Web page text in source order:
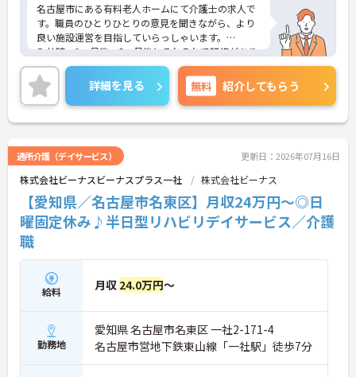
名古屋市にある有料老人ホームにて介護士の求人で
す。職員のひとりひとりの意見を聞きながら、より
良い施設運営を目指していらっしゃいます。
入社時、1ヶ月後、3ヶ月後とそれぞれで研修があり
ますので、介護が未経験・経験が浅くて不安という
方でも安心してください。
また、残業は少なめであったり、7日連休の取得も
可能であったりとプライベートとの両立をされたい
方にもおすすめの求人です。
ントをお伝えしますのでお気軽にお問い合わせくだ
さい。
詳細を見る 無料 紹介してもらう
通所介護（デイサービス） 更新日：2026年07月16日
株式会社ビーナスビーナスプラス一社 株式会社ビーナス
【愛知県／名古屋市名東区】月収24万円～◎日
曜固定休み♪半日型リハビリデイサービス／介護
職
給料 月収 24.0万円～
勤務地
愛知県 名古屋市名東区 一社2-171-4
名古屋市営地下鉄東山線「一社駅」徒歩7分